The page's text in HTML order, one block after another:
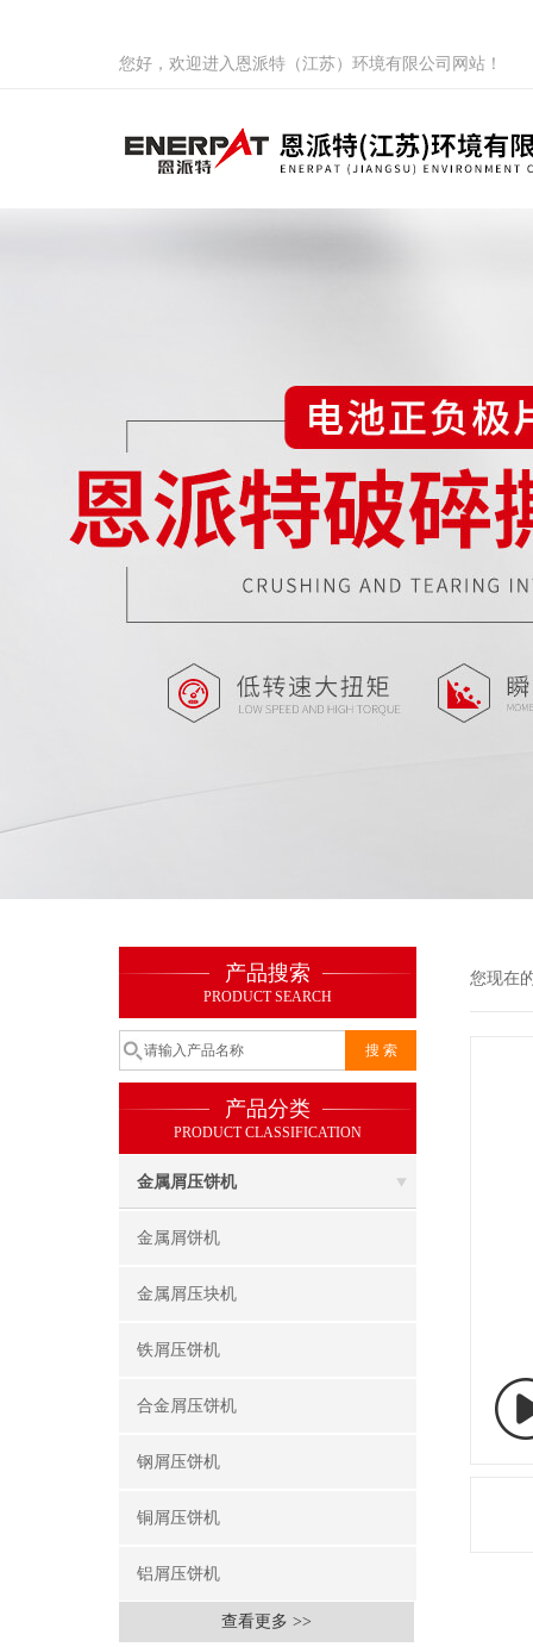
您好，欢迎进入恩派特（江苏）环境有限公司网站！
产品搜索
PRODUCT SEARCH
产品分类
PRODUCT CLASSIFICATION
金属屑压饼机
金属屑饼机
金属屑压块机
铁屑压饼机
合金屑压饼机
钢屑压饼机
铜屑压饼机
铝屑压饼机
查看更多 >>
您现在